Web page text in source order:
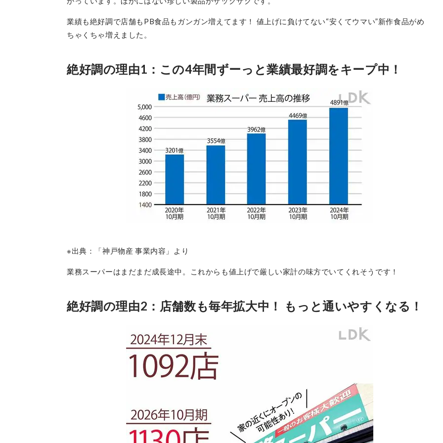
業績も絶好調で店舗もPB食品もガンガン増えてます！ 値上げに負けてない“安くてウマい”新作食品がめ
ちゃくちゃ増えました。
絶好調の理由1：この4年間ずーっと業績最好調をキープ中！
※出典：「神戸物産 事業内容」より
業務スーパーはまだまだ成長途中。これからも値上げで厳しい家計の味方でいてくれそうです！
絶好調の理由2：店舗数も毎年拡大中！ もっと通いやすくなる！